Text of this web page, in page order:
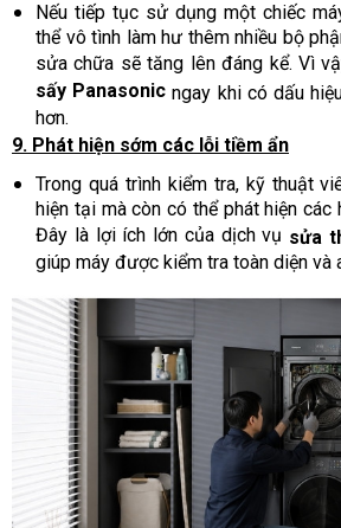
Nếu tiếp tục sử dụng một chiếc
thể vô tình làm hư thêm nhiều bộ
sửa chữa sẽ tăng lên đáng kể. Vì
sấy Panasonic ngay khi có dấu
hơn.
9. Phát hiện sớm các lỗi tiềm ẩn
Trong quá trình kiểm tra, kỹ thuật
hiện tại mà còn có thể phát hiện các
Đây là lợi ích lớn của dịch vụ sửa
giúp máy được kiểm tra toàn diện và